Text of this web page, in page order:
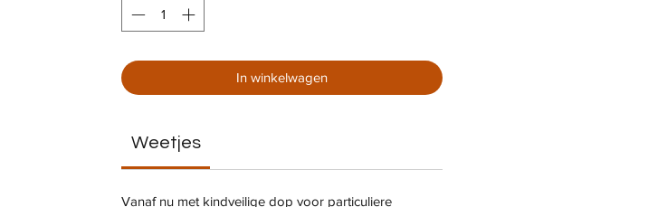
In winkelwagen
Weetjes
Vanaf nu met kindveilige dop voor particuliere